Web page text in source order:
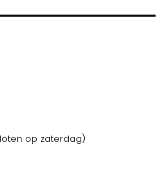
op zaterdag)